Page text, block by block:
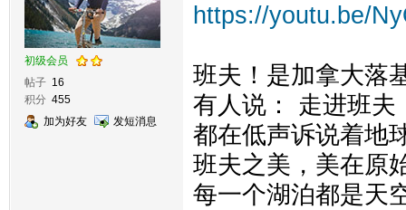
初级会员
帖子 16
积分 455
加为好友
发短消息
https://youtu.be/
班夫！是加拿大落
有人说： 走进班夫
都在低声诉说着地
班夫之美，美在原
每一个湖泊都是天